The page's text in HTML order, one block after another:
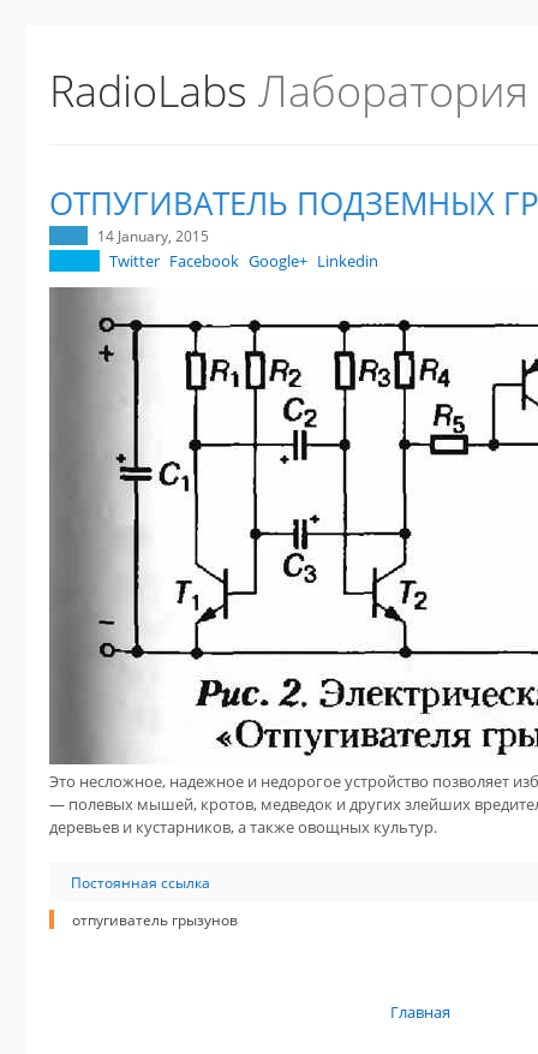
RadioLabs
ОТПУГИВАТЕЛЬ ПОДЗЕМНЫХ
14 January, 2015
Twitter Facebook Google+ Linkedin
Это несложное, надежное и недорогое устройство позволяет
— полевых мышей, кротов, медведок и других злейших
деревьев и кустарников, а также овощных культур.
Постоянная ссылка
отпугиватель грызунов
Главная